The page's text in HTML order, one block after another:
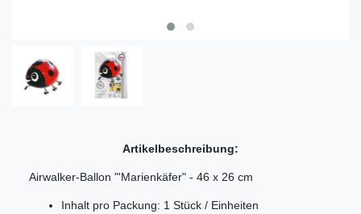
Artikelbeschreibung:
Airwalker-Ballon "'Marienkäfer" - 46 x 26 cm
Inhalt pro Packung: 1 Stück / Einheiten